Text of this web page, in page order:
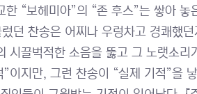
“보헤미아”의 “존 후스”는 쌓아 놓
던 찬송은 어찌나 우렁차고 경쾌했
끌벅적한 소음을 뚫고 그 노랫소리
이지만, 그런 찬송이 “실제 기적”을